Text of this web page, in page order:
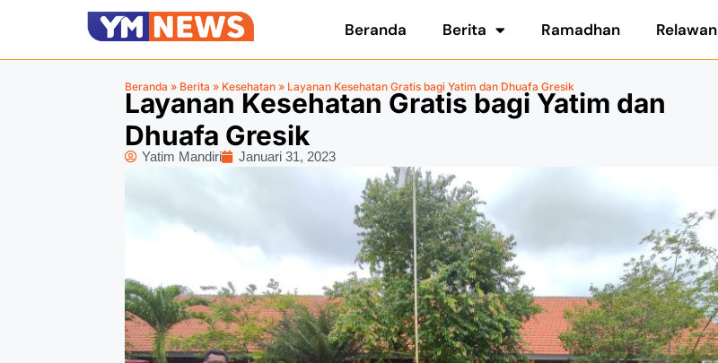
Beranda Berita Ramadhan Relawan
Beranda » Berita » Kesehatan » Layanan Kesehatan Gratis bagi Yatim dan Dhuafa Gresik
Layanan Kesehatan Gratis bagi Yatim dan
Dhuafa Gresik
Yatim Mandiri Januari 31, 2023